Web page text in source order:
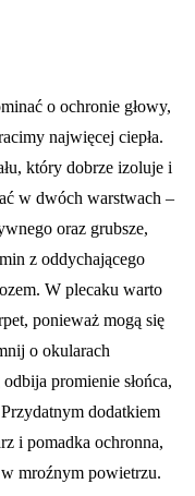
o ochronie głowy,
najwięcej ciepła.
który dobrze izoluje i
w dwóch warstwach –
oraz grubsze,
z oddychającego
W plecaku warto
ponieważ mogą się
o okularach
promienie słońca,
dodatkiem
i pomadka ochronna,
mroźnym powietrzu.